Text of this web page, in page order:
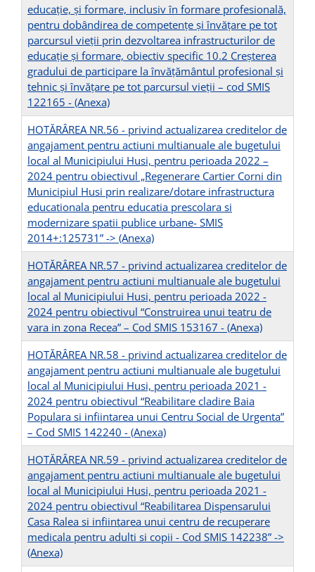
educaţie, şi formare, inclusiv în formare profesională,
pentru dobândirea de competenţe şi învăţare pe tot
parcursul vieţii prin dezvoltarea infrastructurilor de
educaţie şi formare, obiectiv specific 10.2 Creşterea
gradului de participare la învăţământul profesional şi
tehnic şi învăţare pe tot parcursul vieţii – cod SMIS
122165 - (Anexa)
HOTĂRÂREA NR.56 - privind actualizarea creditelor de
angajament pentru actiuni multianuale ale bugetului
local al Municipiului Husi, pentru perioada 2022 –
2024 pentru obiectivul „Regenerare Cartier Corni din
Municipiul Husi prin realizare/dotare infrastructura
educationala pentru educatia prescolara si
modernizare spatii publice urbane- SMIS
2014+:125731” -> (Anexa)
HOTĂRÂREA NR.57 - privind actualizarea creditelor de
angajament pentru actiuni multianuale ale bugetului
local al Municipiului Husi, pentru perioada 2022 -
2024 pentru obiectivul “Construirea unui teatru de
vara in zona Recea” – Cod SMIS 153167 - (Anexa)
HOTĂRÂREA NR.58 - privind actualizarea creditelor de
angajament pentru actiuni multianuale ale bugetului
local al Municipiului Husi, pentru perioada 2021 -
2024 pentru obiectivul “Reabilitare cladire Baia
Populara si infiintarea unui Centru Social de Urgenta”
– Cod SMIS 142240 - (Anexa)
HOTĂRÂREA NR.59 - privind actualizarea creditelor de
angajament pentru actiuni multianuale ale bugetului
local al Municipiului Husi, pentru perioada 2021 -
2024 pentru obiectivul “Reabilitarea Dispensarului
Casa Ralea si infiintarea unui centru de recuperare
medicala pentru adulti si copii - Cod SMIS 142238” ->
(Anexa)